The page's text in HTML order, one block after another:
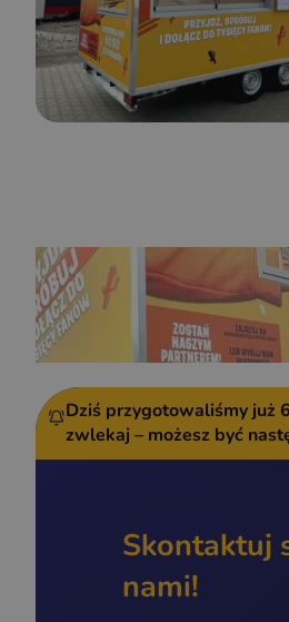
Dziś przygotowaliśmy już
zwlekaj – możesz być
Skontaktuj
nami!